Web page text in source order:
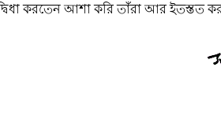
করতেন আশা করি তাঁরা আর ইতস্তত